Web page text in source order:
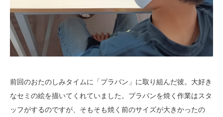
前回のおたのしみタイムに「プラバン」に取り組んだ彼。大好き
なセミの絵を描いてくれていました。プラバンを焼く作業はスタ
ッフがするのですが、そもそも焼く前のサイズが大きかったの